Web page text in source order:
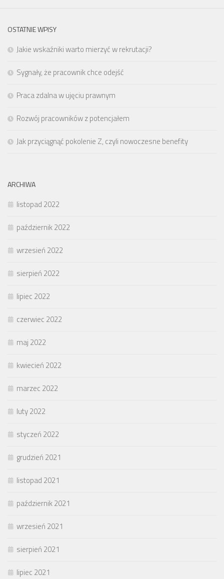
OSTATNIE WPISY
Jakie wskaźniki warto mierzyć w rekrutacji?
Sygnały, że pracownik chce odejść
Praca zdalna w ujęciu prawnym
Rozwój pracowników z potencjałem
Jak przyciągnąć pokolenie Z, czyli nowoczesne benefity
ARCHIWA
listopad 2022
październik 2022
wrzesień 2022
sierpień 2022
lipiec 2022
czerwiec 2022
maj 2022
kwiecień 2022
marzec 2022
luty 2022
styczeń 2022
grudzień 2021
listopad 2021
październik 2021
wrzesień 2021
sierpień 2021
lipiec 2021